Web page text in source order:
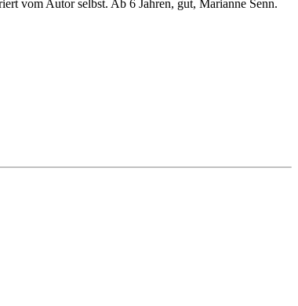
vom Autor selbst. Ab 6 Jahren, gut, Marianne Senn.